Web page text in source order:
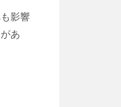
影響
あ